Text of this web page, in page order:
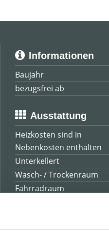
Informationen
Baujahr
bezugsfrei ab
Ausstattung
Heizkosten sind in
Nebenkosten enthalten
Unterkellert
Wasch- / Trockenraum
Fahrradraum